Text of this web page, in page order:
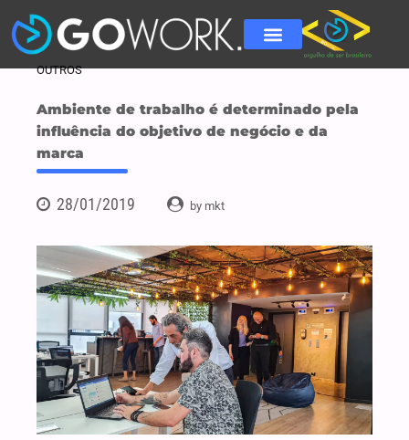
OUTROS
Ambiente de trabalho é determinado pela
influência do objetivo de negócio e da
marca
28/01/2019 by mkt